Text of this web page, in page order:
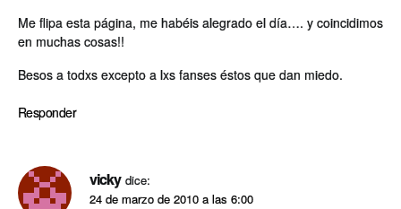
Me flipa esta página, me habéis alegrado el dí­a…. y coincidimos
en muchas cosas!!
Besos a todxs excepto a lxs fanses éstos que dan miedo.
Responder
vicky dice:
24 de marzo de 2010 a las 6:00